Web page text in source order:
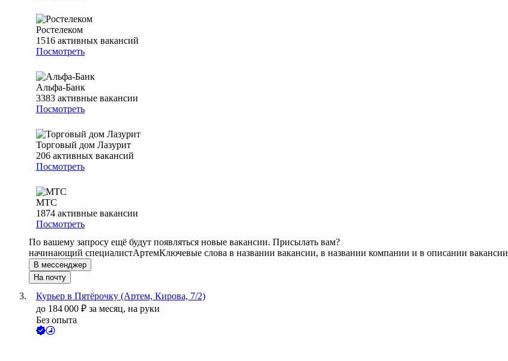
Ростелеком
1516 активных вакансий
Посмотреть
Альфа-Банк
3383 активные вакансии
Посмотреть
Торговый дом Лазурит
206 активных вакансий
Посмотреть
МТС
1874 активные вакансии
Посмотреть
По вашему запросу ещё будут появляться новые вакансии. Присылать вам?
начинающий специалистАртемКлючевые слова в названии вакансии, в названии компании и в описании вакансии
В мессенджер
На почту
Курьер в Пятёрочку (Артем, Кирова, 7/2)
до 184 000 ₽ за месяц, на руки
Без опыта